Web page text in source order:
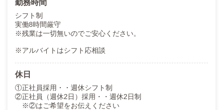
勤務時間
シフト制
実働8時間厳守
※残業は一切無いのでご安心ください。
※アルバイトはシフト応相談
休日
①正社員採用・・週休シフト制
②正社員（週休2日）採用・・週休2日制
※②はご希望をお伝えください